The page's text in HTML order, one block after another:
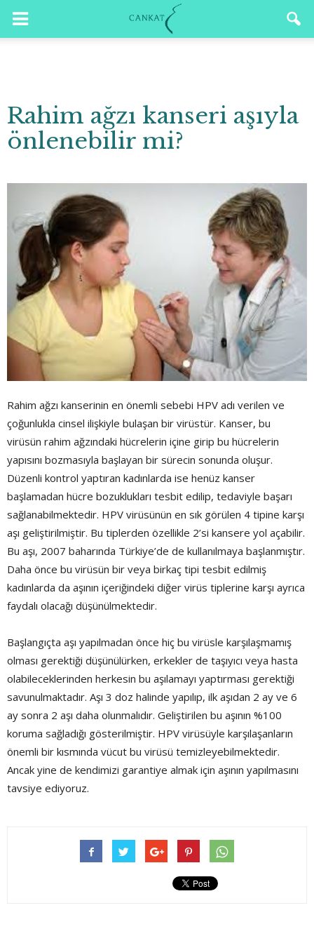
Rahim ağzı kanseri aşıyla
önlenebilir mi?
Rahim ağzı kanserinin en önemli sebebi HPV adı verilen ve
çoğunlukla cinsel ilişkiyle bulaşan bir virüstür. Kanser, bu
virüsün rahim ağzındaki hücrelerin içine girip bu hücrelerin
yapısını bozmasıyla başlayan bir sürecin sonunda oluşur.
Düzenli kontrol yaptıran kadınlarda ise henüz kanser
başlamadan hücre bozuklukları tesbit edilip, tedaviyle başarı
sağlanabilmektedir. HPV virüsünün en sık görülen 4 tipine karşı
aşı geliştirilmiştir. Bu tiplerden özellikle 2’si kansere yol açabilir.
Bu aşı, 2007 baharında Türkiye’de de kullanılmaya başlanmıştır.
Daha önce bu virüsün bir veya birkaç tipi tesbit edilmiş
kadınlarda da aşının içeriğindeki diğer virüs tiplerine karşı ayrıca
faydalı olacağı düşünülmektedir.
Başlangıçta aşı yapılmadan önce hiç bu virüsle karşılaşmamış
olması gerektiği düşünülürken, erkekler de taşıyıcı veya hasta
olabileceklerinden herkesin bu aşılamayı yaptırması gerektiği
savunulmaktadır. Aşı 3 doz halinde yapılıp, ilk aşıdan 2 ay ve 6
ay sonra 2 aşı daha olunmalıdır. Geliştirilen bu aşının %100
koruma sağladığı gösterilmiştir. HPV virüsüyle karşılaşanların
önemli bir kısmında vücut bu virüsü temizleyebilmektedir.
Ancak yine de kendimizi garantiye almak için aşının yapılmasını
tavsiye ediyoruz.